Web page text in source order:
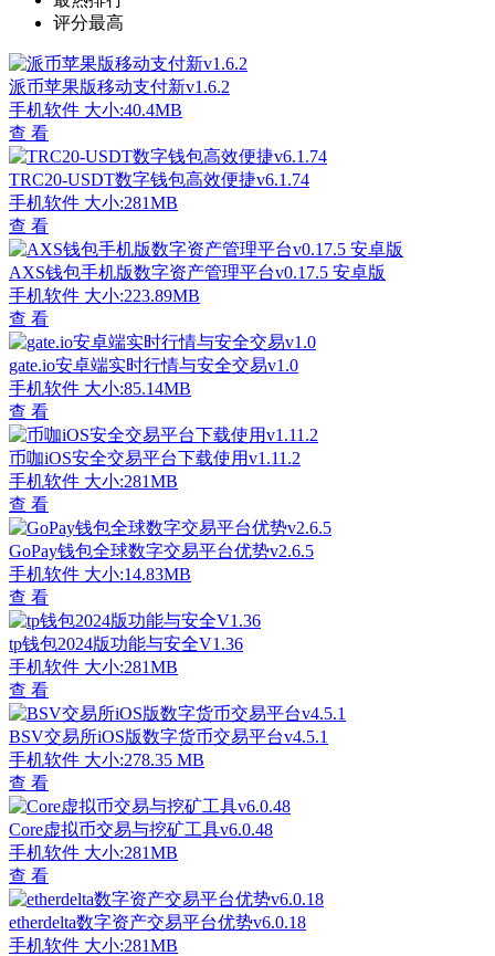
评分最高
派币苹果版移动支付新v1.6.2
手机软件 大小:40.4MB
查 看
TRC20-USDT数字钱包高效便捷v6.1.74
手机软件 大小:281MB
查 看
AXS钱包手机版数字资产管理平台v0.17.5 安卓版
手机软件 大小:223.89MB
查 看
gate.io安卓端实时行情与安全交易v1.0
手机软件 大小:85.14MB
查 看
币咖iOS安全交易平台下载使用v1.11.2
手机软件 大小:281MB
查 看
GoPay钱包全球数字交易平台优势v2.6.5
手机软件 大小:14.83MB
查 看
tp钱包2024版功能与安全V1.36
手机软件 大小:281MB
查 看
BSV交易所iOS版数字货币交易平台v4.5.1
手机软件 大小:278.35 MB
查 看
Core虚拟币交易与挖矿工具v6.0.48
手机软件 大小:281MB
查 看
etherdelta数字资产交易平台优势v6.0.18
手机软件 大小:281MB